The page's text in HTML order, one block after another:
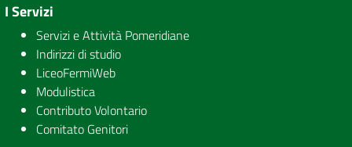
I Servizi
Servizi e Attività Pomeridiane
Indirizzi di studio
LiceoFermiWeb
Modulistica
Contributo Volontario
Comitato Genitori